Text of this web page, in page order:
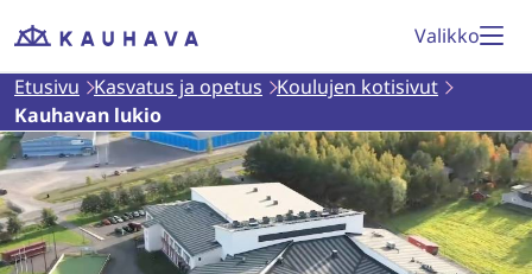
Siirry
Etusivu
Valikko
Etusivu Kasvatus ja opetus Koulujen kotisivut
Kauhavan lukio